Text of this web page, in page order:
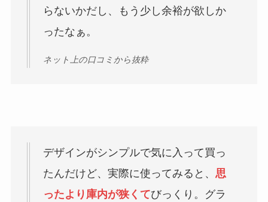
らないかだし、もう少し余裕が欲しか
ったなぁ。
ネット上の口コミから抜粋
デザインがシンプルで気に入って買っ
たんだけど、実際に使ってみると、 思
ったより庫内が狭くてびっくり。グラ